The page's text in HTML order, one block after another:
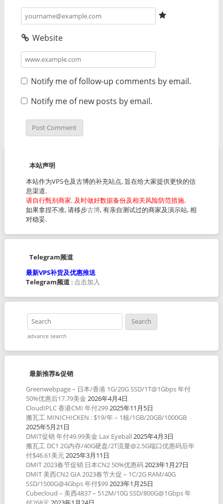
Website
Notify me of follow-up comments by email.
Notify me of new posts by email.
本站声明
本站作为VPS仓及古博的补充站点, 旨在给大家提供更快的信
息渠道.
请自行甄别商家, 及时做好数据备份及相关风险防范措施.
如果拿捏不准, 请移步古博, 有亲自测试过的商家及演示站, 相
对稳妥.
Telegram频道
最新VPS补货及优惠推送
Telegram频道: 点击加入
advance search
最新推荐&促销
Greenwebpage – 日本/香港 1G/20G SSD/1T@1Gbps 年付
50%优惠后17.79美金 2026年4月4日
CloudIPLC 香港CMI 年付2992025年11月5日
搬瓦工 MINICHICKEN : $19/年 – 1核/1GB/20GB/1000GB
2025年5月21日
DMIT促销 年付49.99美金 Lax Eyeball 2025年4月3日
搬瓦工 DC1 2G内存/40G硬盘/2T流量@2.5G端口优惠码后年
付$46.61美元2025年3月11日
DMIT 2023春节促销 日本CN2 50%优惠码2023年1月27日
DMIT 美西CN2 GIA 2023春节大促 – 1C/2G RAM/40G
SSD/1500G@4Gbps 年付$992023年1月25日
Cubecloud – 美西4837 – 512M/10G SSD/800G@1Gbps 年